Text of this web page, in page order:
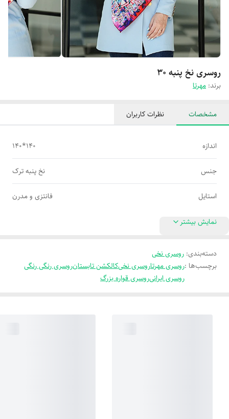
روسری نخ پنبه 30
برند: مهرتا
مشخصات نظرات کاربران
اندازه 140*140
جنس نخ پنبه ترک
استایل فانتزی و مدرن
نمایش بیشتر
دسته‌بندی: روسری نخی
برچسب‌ها :روسری مهرتاروسری نخیکالکشن تابستانروسری رنگی رنگی
روسری ایرانیروسری قواره بزرگ